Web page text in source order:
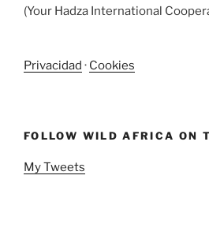
(Your Hadza International
Privacidad · Cookies
FOLLOW WILD AFRICA ON
My Tweets